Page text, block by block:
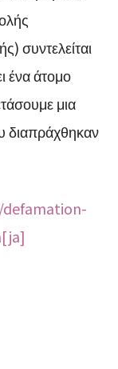
συντελείται
ένα άτομο
μια
διαπράχθηκαν